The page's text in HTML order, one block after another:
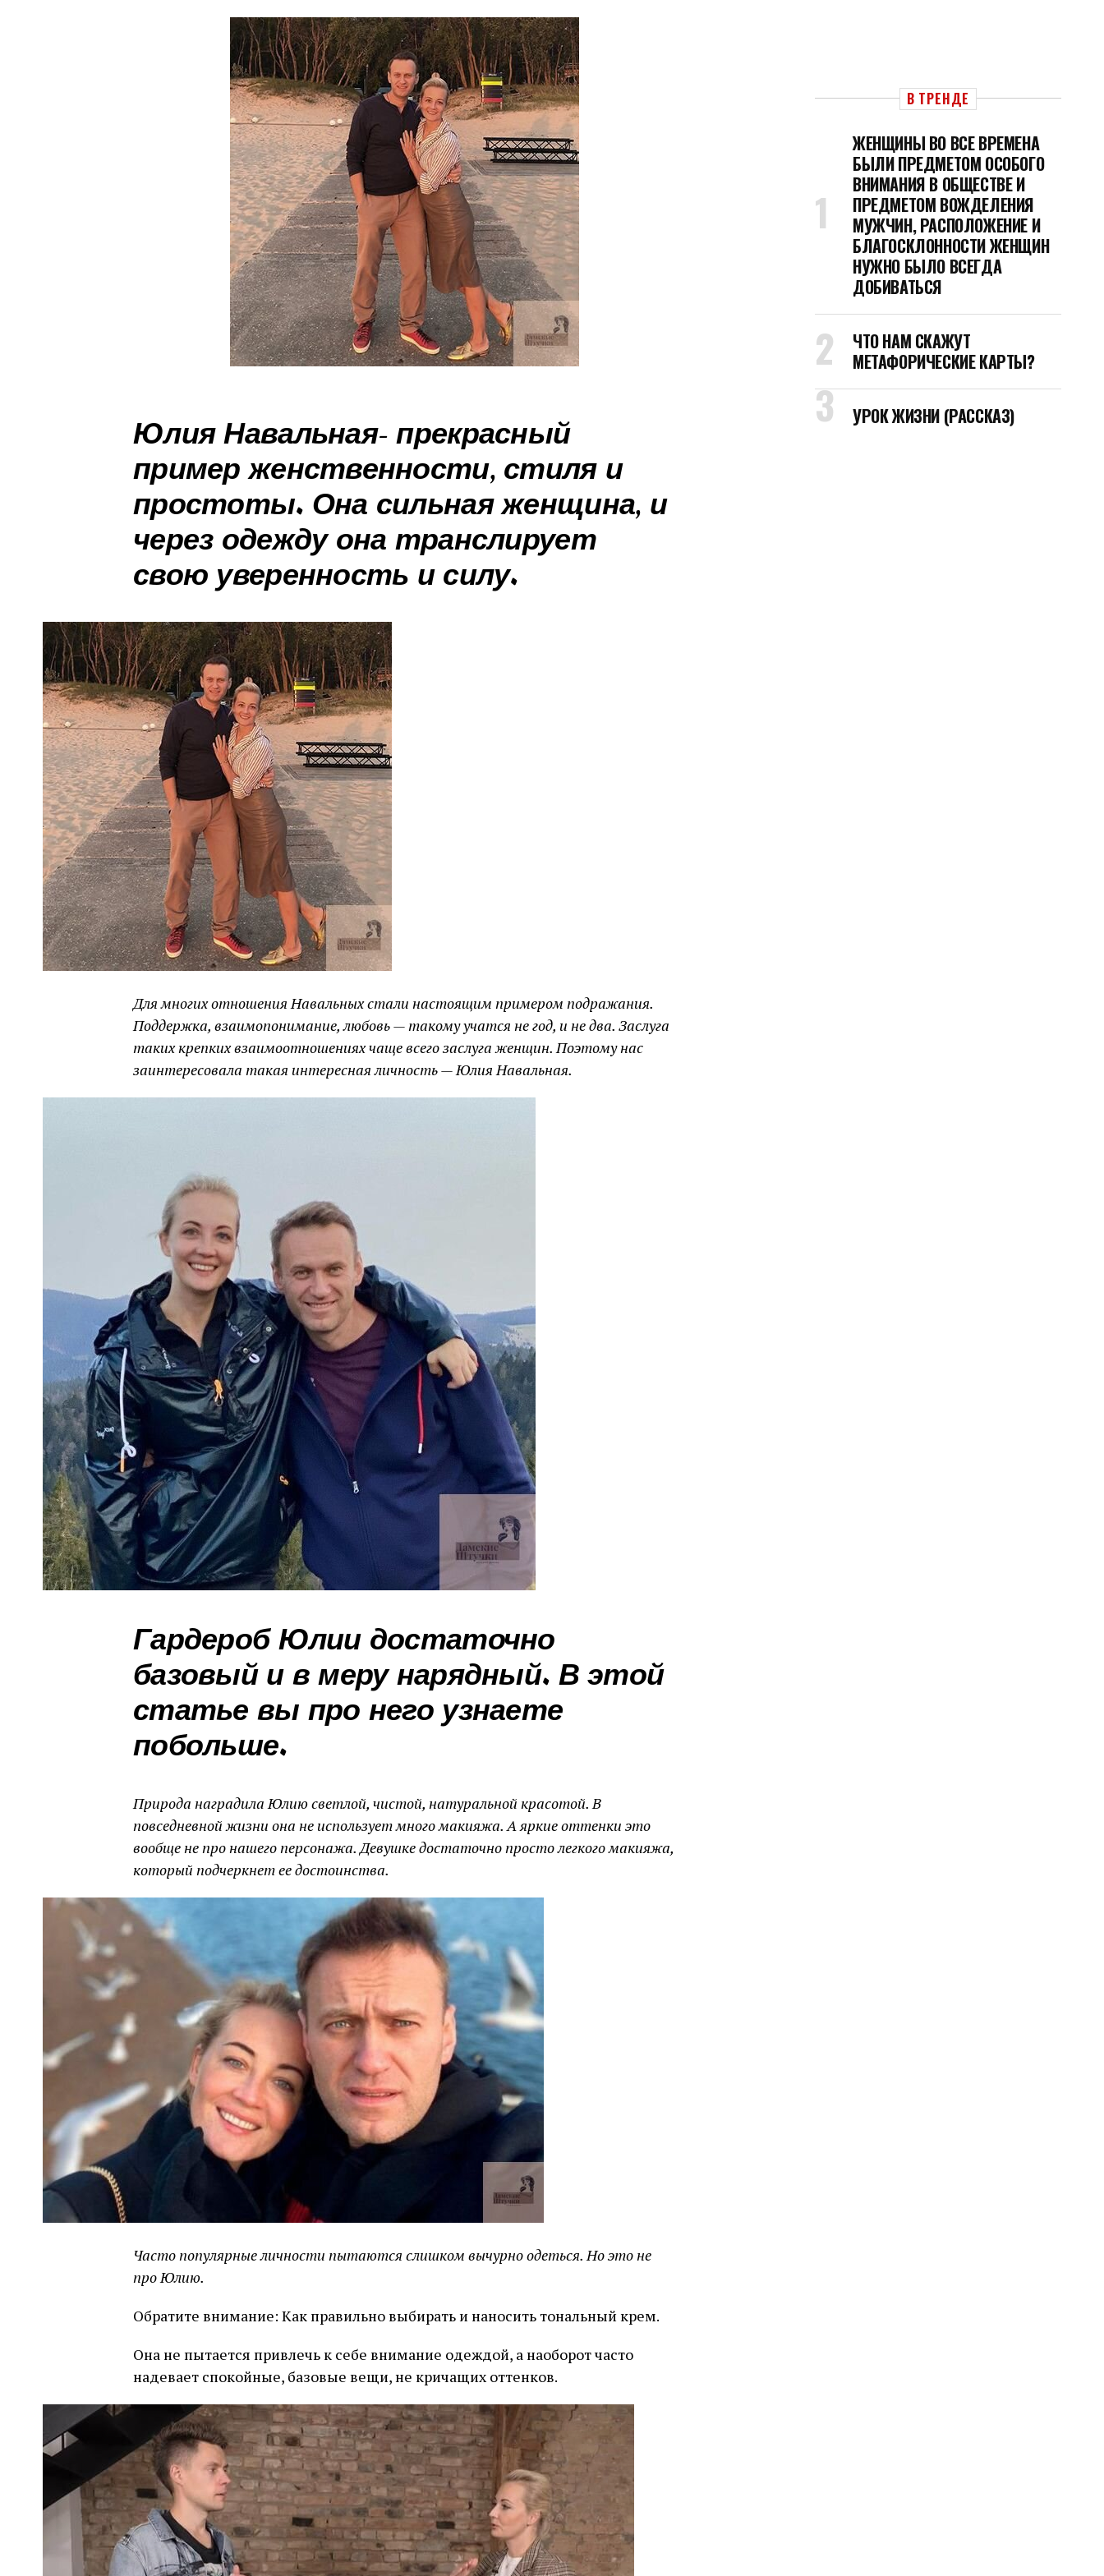
Юлия Навальная- прекрасный
пример женственности, стиля и
простоты. Она сильная женщина, и
через одежду она транслирует
свою уверенность и силу.
Для многих отношения Навальных стали настоящим примером подражания.
Поддержка, взаимопонимание, любовь — такому учатся не год, и не два. Заслуга
таких крепких взаимоотношениях чаще всего заслуга женщин. Поэтому нас
заинтересовала такая интересная личность — Юлия Навальная.
Гардероб Юлии достаточно
базовый и в меру нарядный. В этой
статье вы про него узнаете
побольше.
Природа наградила Юлию светлой, чистой, натуральной красотой. В
повседневной жизни она не использует много макияжа. А яркие оттенки это
вообще не про нашего персонажа. Девушке достаточно просто легкого макияжа,
который подчеркнет ее достоинства.
Часто популярные личности пытаются слишком вычурно одеться. Но это не
про Юлию.
Обратите внимание: Как правильно выбирать и наносить тональный крем.
Она не пытается привлечь к себе внимание одеждой, а наоборот часто
надевает спокойные, базовые вещи, не кричащих оттенков.
В ТРЕНДЕ
ЖЕНЩИНЫ ВО ВСЕ ВРЕМЕНА
БЫЛИ ПРЕДМЕТОМ ОСОБОГО
ВНИМАНИЯ В ОБЩЕСТВЕ И
ПРЕДМЕТОМ ВОЖДЕЛЕНИЯ
МУЖЧИН, РАСПОЛОЖЕНИЕ И
БЛАГОСКЛОННОСТИ ЖЕНЩИН
НУЖНО БЫЛО ВСЕГДА
ДОБИВАТЬСЯ
ЧТО НАМ СКАЖУТ
МЕТАФОРИЧЕСКИЕ КАРТЫ?
УРОК ЖИЗНИ (РАССКАЗ)